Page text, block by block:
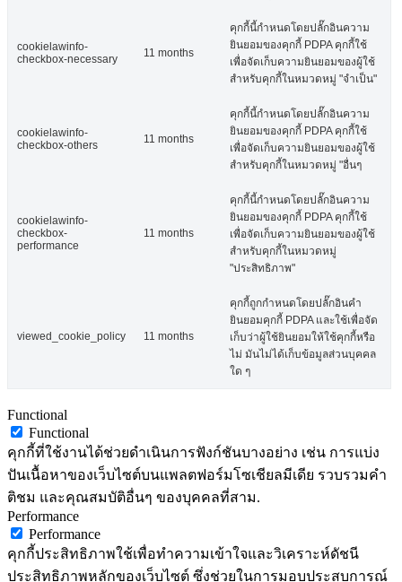
cookielawinfo-
checkbox-necessary
11 months
คุกกี้นี้กำหนดโดยปลั๊กอินความ
ยินยอมของคุกกี้ PDPA คุกกี้ใช้
เพื่อจัดเก็บความยินยอมของผู้ใช้
สำหรับคุกกี้ในหมวดหมู่ "จำเป็น"
cookielawinfo-
checkbox-others
11 months
คุกกี้นี้กำหนดโดยปลั๊กอินความ
ยินยอมของคุกกี้ PDPA คุกกี้ใช้
เพื่อจัดเก็บความยินยอมของผู้ใช้
สำหรับคุกกี้ในหมวดหมู่ "อื่นๆ
cookielawinfo-
checkbox-
performance
11 months
คุกกี้นี้กำหนดโดยปลั๊กอินความ
ยินยอมของคุกกี้ PDPA คุกกี้ใช้
เพื่อจัดเก็บความยินยอมของผู้ใช้
สำหรับคุกกี้ในหมวดหมู่
"ประสิทธิภาพ"
viewed_cookie_policy 11 months
คุกกี้ถูกกำหนดโดยปลั๊กอินคำ
ยินยอมคุกกี้ PDPA และใช้เพื่อจัด
เก็บว่าผู้ใช้ยินยอมให้ใช้คุกกี้หรือ
ไม่ มันไม่ได้เก็บข้อมูลส่วนบุคคล
ใด ๆ
Functional
Functional
คุกกี้ที่ใช้งานได้ช่วยดำเนินการฟังก์ชันบางอย่าง เช่น การแบ่ง
ปันเนื้อหาของเว็บไซต์บนแพลตฟอร์มโซเชียลมีเดีย รวบรวมคำ
ติชม และคุณสมบัติอื่นๆ ของบุคคลที่สาม.
Performance
Performance
คุกกี้ประสิทธิภาพใช้เพื่อทำความเข้าใจและวิเคราะห์ดัชนี
ประสิทธิภาพหลักของเว็บไซต์ ซึ่งช่วยในการมอบประสบการณ์